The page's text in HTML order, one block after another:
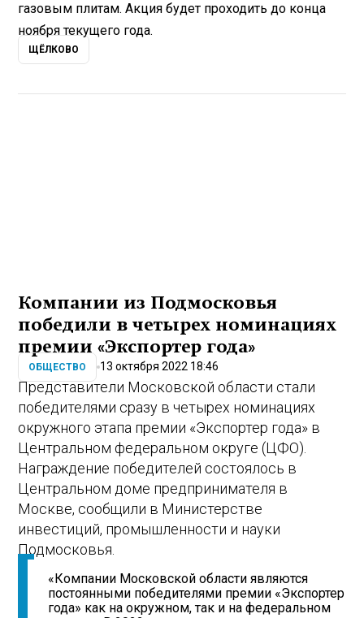
газовым плитам. Акция будет проходить до конца
ноября текущего года.
ЩЁЛКОВО
Компании из Подмосковья
победили в четырех номинациях
премии «Экспортер года»
ОБЩЕСТВО 13 октября 2022 18:46
Представители Московской области стали
победителями сразу в четырех номинациях
окружного этапа премии «Экспортер года» в
Центральном федеральном округе (ЦФО).
Награждение победителей состоялось в
Центральном доме предпринимателя в
Москве, сообщили в Министерстве
инвестиций, промышленности и науки
Подмосковья.
«Компании Московской области являются
постоянными победителями премии «Экспортер
года» как на окружном, так и на федеральном